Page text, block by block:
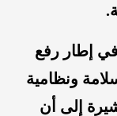
إطار رفع
ونظامية
إلى أن